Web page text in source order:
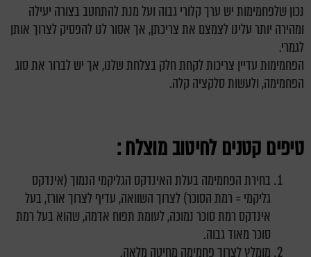
נכון שלפחמימות יש ערך קלורי גבוה ועל מנת להתחטב בצורה יעילה
ומהירה יותר עלינו לצמצם את צריכתן, אך אסור לנו להפסיק לצרוך אותן
לגמרי.
הפחמימות עדיין צריכות לקחת חלק בצלחת שלנו, אך יש לברור את סוג
הפחמימה, ולעשות סלקציה קלה.
טיפים קטנים לחיטוב מוצלח :
בחירת הפחמימה בעלת האינדקס הגליקמי הנמוך (אינדקס
גליקמי = רמת הסוכר) לצרוך השוואה, עדיף לצרוך אורז, בעל
אינדקס רמת סוכר נמוכה, לעומת תפוח אדמה, שהוא בעל רמת
סוכר מאוד גבוה.
מומלץ לצרוך פחמימה מחיטה מלאה.